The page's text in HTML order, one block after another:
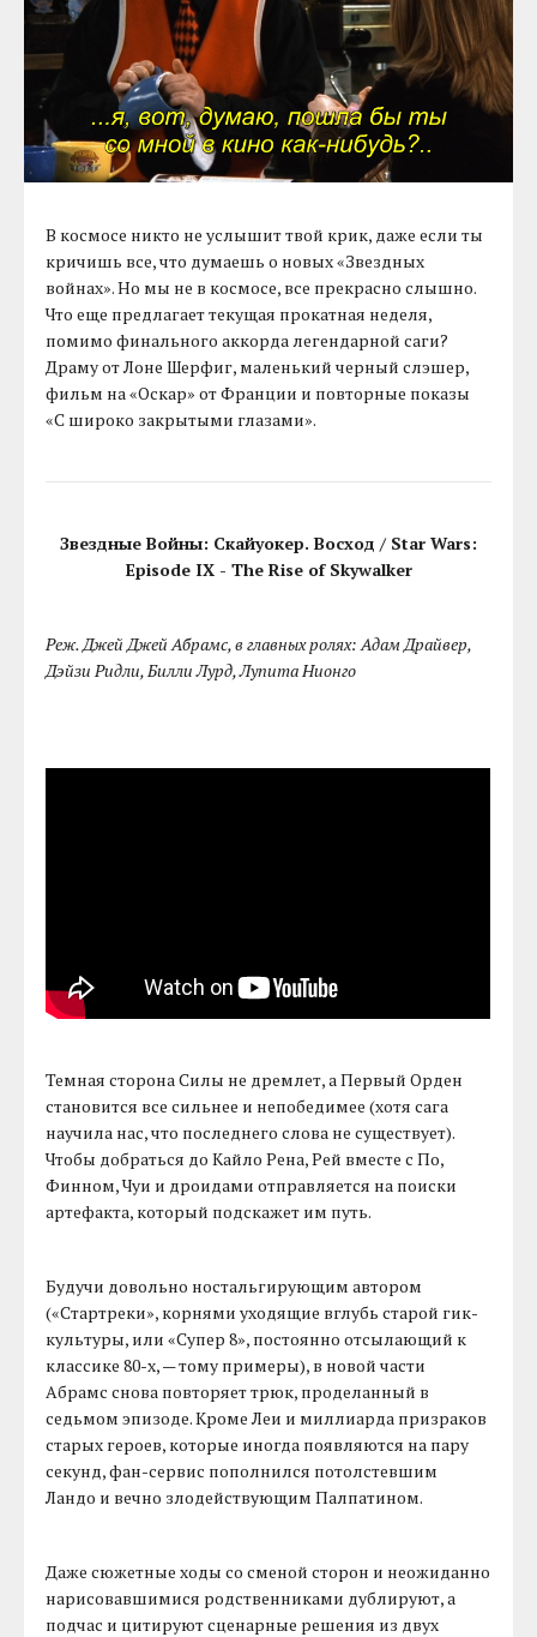
В космосе никто не услышит твой крик, даже если ты
кричишь все, что думаешь о новых «Звездных
войнах». Но мы не в космосе, все прекрасно слышно.
Что еще предлагает текущая прокатная неделя,
помимо финального аккорда легендарной саги?
Драму от Лоне Шерфиг, маленький черный слэшер,
фильм на «Оскар» от Франции и повторные показы
«С широко закрытыми глазами».
Звездные Войны: Скайуокер. Восход / Star Wars:
Episode IX - The Rise of Skywalker
Реж. Джей Джей Абрамс, в главных ролях: Адам Драйвер,
Дэйзи Ридли, Билли Лурд, Лупита Нионго
Темная сторона Силы не дремлет, а Первый Орден
становится все сильнее и непобедимее (хотя сага
научила нас, что последнего слова не существует).
Чтобы добраться до Кайло Рена, Рей вместе с По,
Финном, Чуи и дроидами отправляется на поиски
артефакта, который подскажет им путь.
Будучи довольно ностальгирующим автором
(«Стартреки», корнями уходящие вглубь старой гик-
культуры, или «Супер 8», постоянно отсылающий к
классике 80-х, — тому примеры), в новой части
Абрамс снова повторяет трюк, проделанный в
седьмом эпизоде. Кроме Леи и миллиарда призраков
старых героев, которые иногда появляются на пару
секунд, фан-сервис пополнился потолстевшим
Ландо и вечно злодействующим Палпатином.
Даже сюжетные ходы со сменой сторон и неожиданно
нарисовавшимися родственниками дублируют, а
подчас и цитируют сценарные решения из двух